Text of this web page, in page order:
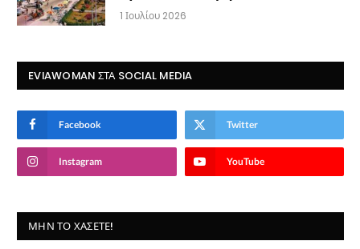
1 Ιουλίου 2026
EVIAWOMAN ΣΤΑ SOCIAL MEDIA
Facebook Twitter
Instagram YouTube
ΜΗΝ ΤΟ ΧΆΣΕΤΕ!